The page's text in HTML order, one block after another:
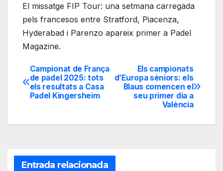
El missatge FIP Tour: una setmana carregada
pels francesos entre Stratford, Piacenza,
Hyderabad i Parenzo apareix primer a Padel
Magazine.
Navegación
de
Els campionats
d’Europa sèniors: els
Blaus comencen el
seu primer dia a
València
Campionat de França
de padel 2025: tots
els resultats a Casa
Padel Kingersheim
Entrada relacionada